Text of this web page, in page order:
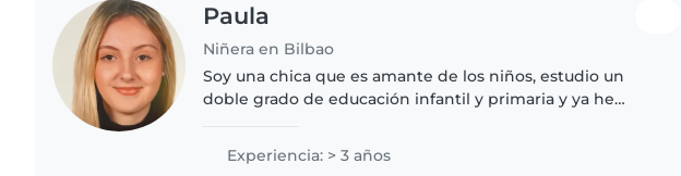
Paula
Niñera en Bilbao
Soy una chica que es amante de los niños, estudio un
doble grado de educación infantil y primaria y ya he
niños. Aparte de eso,..
Experiencia: > 3 años